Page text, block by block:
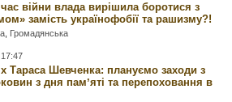
війни влада вирішила боротися з
замість українофобії та рашизму?!
Громадянська
Тараса Шевченка: плануємо заходи з
з дня памʼяті та перепоховання в